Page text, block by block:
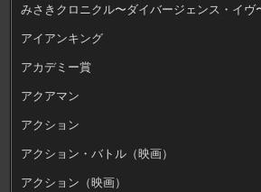
みさきクロニクル〜ダイバージェンス・イヴ
アイアンキング
アカデミー賞
アクアマン
アクション
アクション・バトル（映画）
アクション（映画）